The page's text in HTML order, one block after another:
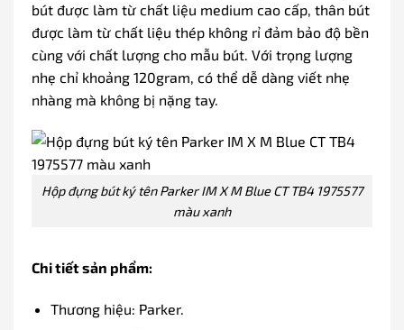
bút được làm từ chất liệu medium cao cấp, thân bút
được làm từ chất liệu thép không rỉ đảm bảo độ bền
cùng với chất lượng cho mẫu bút. Với trọng lượng
nhẹ chỉ khoảng 120gram, có thể dễ dàng viết nhẹ
nhàng mà không bị nặng tay.
Hộp đựng bút ký tên Parker IM X M Blue CT TB4 1975577
màu xanh
Chi tiết sản phẩm:
Thương hiệu: Parker.